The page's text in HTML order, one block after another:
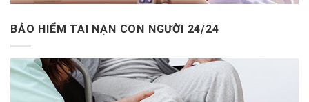
BẢO HIỂM TAI NẠN CON NGƯỜI 24/24